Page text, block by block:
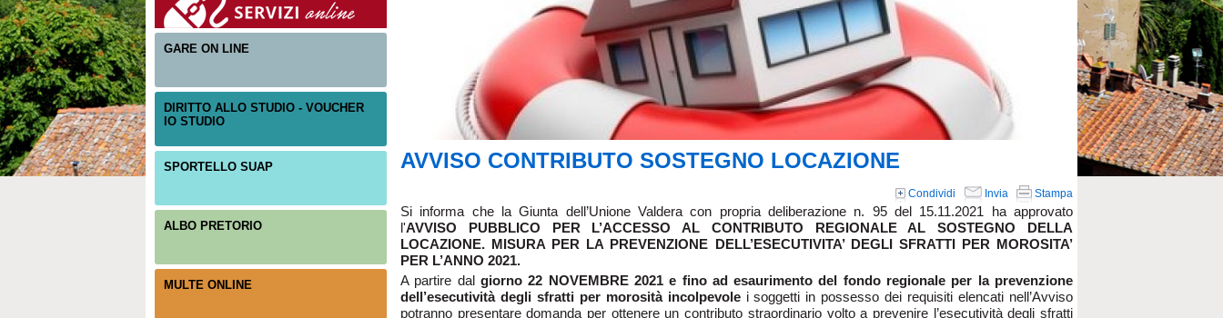
AVVISO CONTRIBUTO SOSTEGNO LOCAZIONE
Condividi Invia Stampa
Si informa che la Giunta dell’Unione Valdera con propria deliberazione n. 95 del 15.11.2021 ha approvato
l'AVVISO PUBBLICO PER L’ACCESSO AL CONTRIBUTO REGIONALE AL SOSTEGNO DELLA
LOCAZIONE. MISURA PER LA PREVENZIONE DELL’ESECUTIVITA’ DEGLI SFRATTI PER MOROSITA’
PER L’ANNO 2021.
A partire dal giorno 22 NOVEMBRE 2021 e fino ad esaurimento del fondo regionale per la prevenzione
dell’esecutività degli sfratti per morosità incolpevolei soggetti in possesso dei requisiti elencati nell’Avviso
potranno presentare domanda per ottenere un contributo straordinario volto a prevenire l’esecutività degli sfratti
GARE ON LINE
DIRITTO ALLO STUDIO - VOUCHER
IO STUDIO
SPORTELLO SUAP
ALBO PRETORIO
MULTE ONLINE